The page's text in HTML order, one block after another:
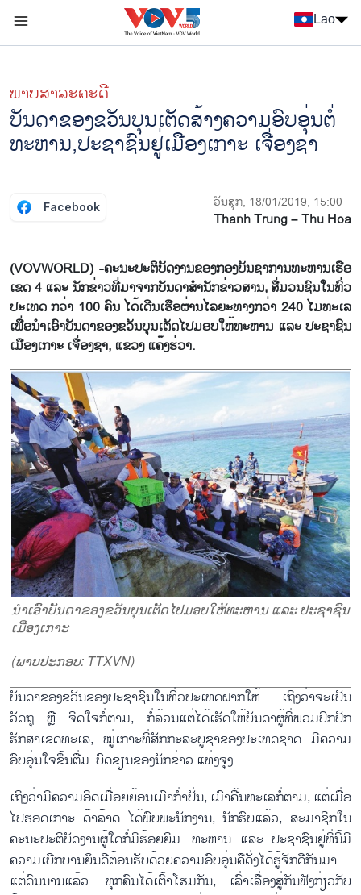
Lao
ພາບສາລະຄະດີ
ບັນດາຂອງຂວັນບຸນເຕັດສ້າງຄວາມອົບອຸ່ນຕໍ່
ທະຫານ,ປະຊາຊົນຢູ່ເມືອງເກາະ ເຈື່ອງຊາ
Facebook ວັນສຸກ, 18/01/2019, 15:00
Thanh Trung – Thu Hoa
(VOVWORLD) -ຄະນະປະຕິບັດງານຂອງກອງບັນຊາການທະຫານເຮືອ
ເຂດ 4 ແລະ ນັກຂ່າວທີ່ມາຈາກບັນດາສຳນັກຂ່າວສານ, ສື່ມວນຊົນໃນທົ່ວ
ປະເທດ ກວ່າ 100 ຄົນ ໄດ້ເດີນເຮືອຜ່ານໄລຍະທາງກວ່າ 240 ໄມທະເລ
ເພື່ອນຳເອົາບັນດາຂອງຂວັນບຸນເຕັດໄປມອບໃຫ້ທະຫານ ແລະ ປະຊາຊົນ
ເມືອງເກາະ ເຈື່ອງຊາ, ແຂວງ ແຄ໊ງຮ່ວາ.
ນຳເອົາບັນດາຂອງຂວັນບຸນເຕັດໄປມອບໃຫ້ທະຫານ ແລະ ປະຊາຊົນ
ເມືອງເກາະ
(ພາບປະກອບ: TTXVN)
ບັນດາຂອງຂວັນຂອງປະຊາຊົນໃນທົ່ວປະເທດຝາກໃຫ້ ເຖິງວ່າຈະເປັນ
ວັດຖຸ ຫຼື ຈິດໃຈກໍ່ຕາມ, ກໍ່ລ້ວນແຕ່ໄດ້ເຮັດໃຫ້ບັນດາຜູ້ທີ່ພວມປົກປັກ
ຮັກສາເຂດທະເລ, ໝູ່ເກາະທີ່ສັກກະລະບູຊາຂອງປະເທດຊາດ ມີຄວາມ
ອົບອຸ່ນໃຈຂຶ້ນຕື່ມ. ບົດຂຽນຂອງນັກຂ່າວ ແທ່ງຈຸງ.
ເຖິງວ່າມີຄວາມອິດເມື່ອຍຍ້ອນເມົາກ່ຳປັ່ນ, ເມົາຄື້ນທະເລກໍ່ຕາມ, ແຕ່ເມື່ອ
ໄປຮອດເກາະ ດ໊າລ໊າດ ໄດ້ພົບພະນັກງານ, ນັກຮົບແລ້ວ, ສະມາຊິກໃນ
ຄະນະປະຕິບັດງານຜູ້ໃດກໍ່ມີຮ້ອຍຍິມ. ທະຫານ ແລະ ປະຊາຊົນຢູ່ທີ່ນີ້ມີ
ຄວາມເບີກບານຍິນດີຕ້ອນຮັບດ້ວຍຄວາມອົບອຸ່ນຄືດັ່ງໄດ້ຮູ້ຈັກດີກັນມາ
ແຕ່ດົນນານແລ້ວ. ທຸກຄົນໄດ້ເຕົ້າໂຮມກັນ, ເລົ່າເລື່ອງສູ່ກັນຟັງກ່ຽວກັບ